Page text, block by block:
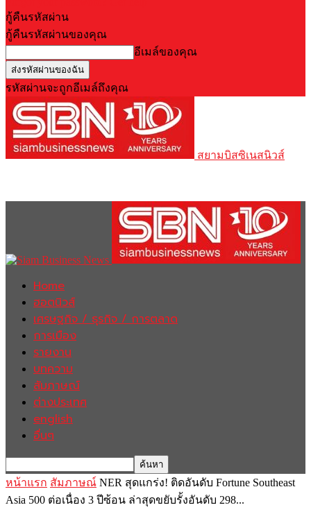
กู้คืนรหัสผ่าน
กู้คืนรหัสผ่านของคุณ
อีเมล์ของคุณ
รหัสผ่านจะถูกอีเมล์ถึงคุณ
สยามบิสซิเนสนิวส์
Home
ฮอตนิวส์
เศรษฐกิจ / ธุรกิจ / การตลาด
การเมือง
รายงาน
บทความ
สัมภาษณ์
ต่างประเทศ
english
อื่นๆ
หน้าแรก สัมภาษณ์ NER สุดแกร่ง! ติดอันดับ Fortune Southeast
Asia 500 ต่อเนื่อง 3 ปีซ้อน ล่าสุดขยับรั้งอันดับ 298...